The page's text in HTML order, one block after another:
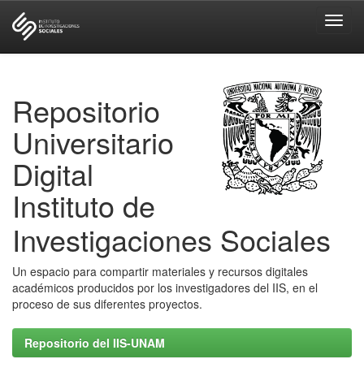
Repositorio
Universitario
Digital
Instituto de
Investigaciones Sociales
Un espacio para compartir materiales y recursos digitales
académicos producidos por los investigadores del IIS, en el
proceso de sus diferentes proyectos.
Repositorio del IIS-UNAM